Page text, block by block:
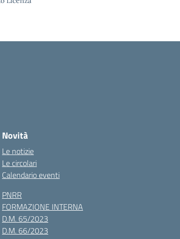
Novità
Le notizie
Le circolari
Calendario eventi
PNRR
FORMAZIONE INTERNA
D.M. 65/2023
D.M. 66/2023